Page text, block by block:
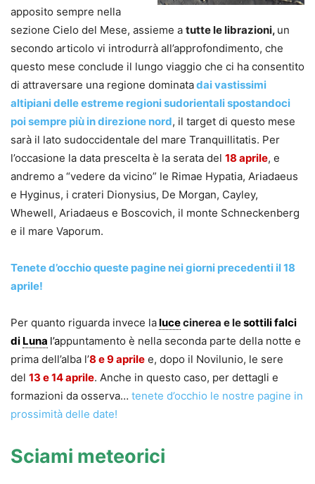
apposito sempre nella
sezione Cielo del Mese, assieme a tutte le librazioni, un
secondo articolo vi introdurrà all’approfondimento, che
questo mese conclude il lungo viaggio che ci ha consentito
di attraversare una regione dominatadai vastissimi
altipiani delle estreme regioni sudorientali spostandoci
poi sempre più in direzione nord, il target di questo mese
sarà il lato sudoccidentale del mare Tranquillitatis. Per
l’occasione la data prescelta è la serata del 18 aprile, e
andremo a “vedere da vicino” le Rimae Hypatia, Ariadaeus
e Hyginus, i crateri Dionysius, De Morgan, Cayley,
Whewell, Ariadaeus e Boscovich, il monte Schneckenberg
e il mare Vaporum.
Tenete d’occhio queste pagine nei giorni precedenti il 18
aprile!
Per quanto riguarda invece lalucecinerea e lesottili falci
di Luna l’appuntamento è nella seconda parte della notte e
prima dell’alba l’8 e9 aprile e, dopo il Novilunio, le sere
del 13 e 14 aprile. Anche in questo caso, per dettagli e
formazioni da osserva… tenete d’occhio le nostre pagine in
prossimità delle date!
Sciami meteorici